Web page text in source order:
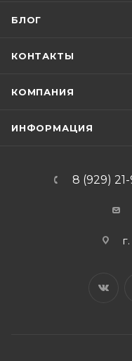
БЛОГ
КОНТАКТЫ
КОМПАНИЯ
ИНФОРМАЦИЯ
8 (929)